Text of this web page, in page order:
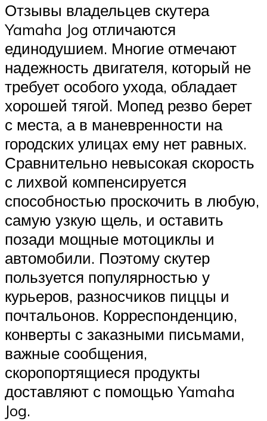
Отзывы владельцев скутера
Yamaha Jog отличаются
единодушием. Многие отмечают
надежность двигателя, который не
требует особого ухода, обладает
хорошей тягой. Мопед резво берет
с места, а в маневренности на
городских улицах ему нет равных.
Сравнительно невысокая скорость
с лихвой компенсируется
способностью проскочить в любую,
самую узкую щель, и оставить
позади мощные мотоциклы и
автомобили. Поэтому скутер
пользуется популярностью у
курьеров, разносчиков пиццы и
почтальонов. Корреспонденцию,
конверты с заказными письмами,
важные сообщения,
скоропортящиеся продукты
доставляют с помощью Yamaha
Jog.